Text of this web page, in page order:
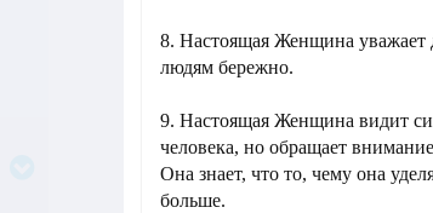
8. Настоящая Женщина уважает
людям бережно.
9. Настоящая Женщина видит
человека, но обращает
Она знает, что то, чему она
больше.